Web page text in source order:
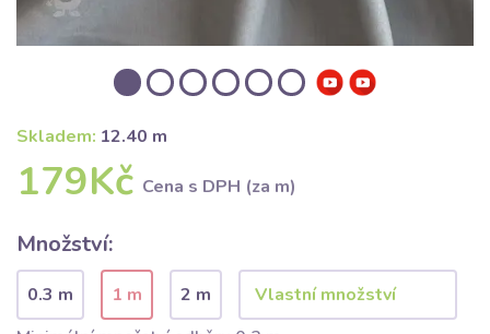
Skladem: 12.40 m
179Kč Cena s DPH (za m)
Množství:
0.3 m 1 m
2 m